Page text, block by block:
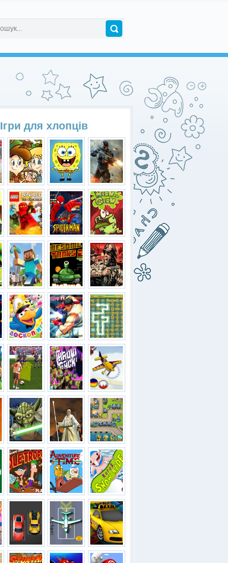
Ігри для хлопців